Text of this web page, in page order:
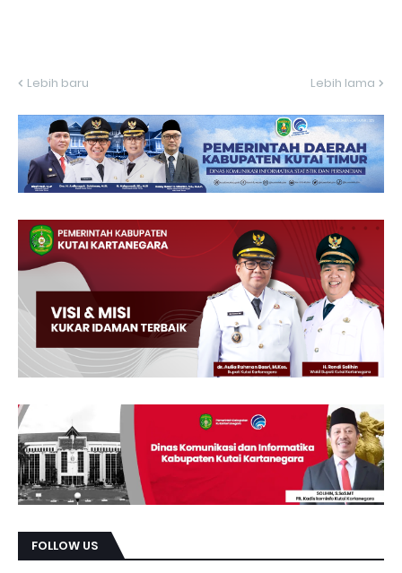
Lebih baru Lebih lama
FOLLOW US